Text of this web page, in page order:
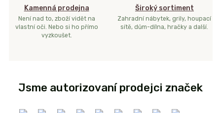
Kamenná prodejna
Není nad to, zboží vidět na
vlastní oči. Nebo si ho přímo
vyzkoušet.
Široký sortiment
Zahradní nábytek, grily, houpací
sítě, dům-dílna, hračky a další.
Jsme autorizovaní prodejci značek